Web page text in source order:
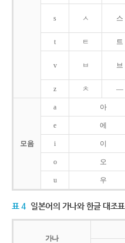
s ㅅ 스
t ㅌ 트
v ㅂ 브
z ㅊ ―
모음
a 아
e 에
i 이
o 오
u 우
표 4 일본어의 가나와 한글 대조표
가나